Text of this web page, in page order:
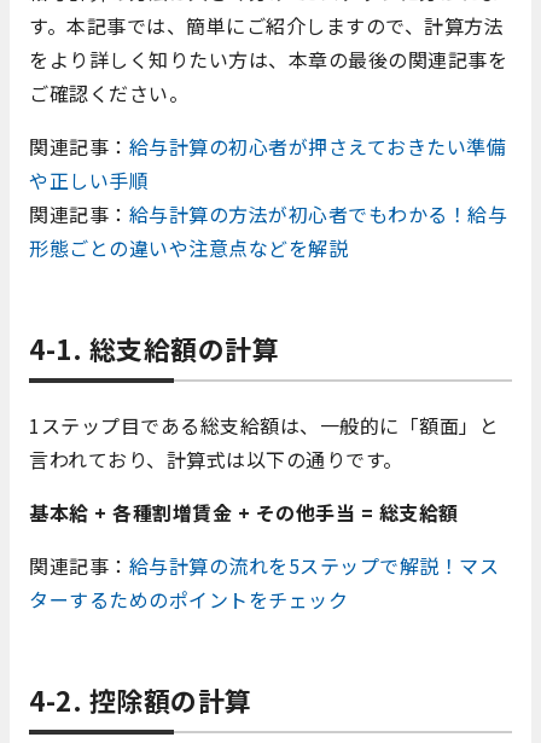
す。本記事では、簡単にご紹介しますので、計算方法
をより詳しく知りたい方は、本章の最後の関連記事を
ご確認ください。
関連記事： 給与計算の初心者が押さえておきたい準備
や正しい手順
関連記事： 給与計算の方法が初心者でもわかる！給与
形態ごとの違いや注意点などを解説
4-1. 総支給額の計算
1ステップ目である総支給額は、一般的に「額面」と
言われており、計算式は以下の通りです。
基本給 + 各種割増賃金 + その他手当 = 総支給額
関連記事： 給与計算の流れを5ステップで解説！マス
ターするためのポイントをチェック
4-2. 控除額の計算